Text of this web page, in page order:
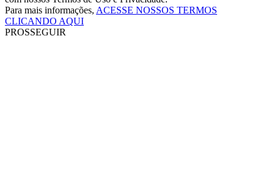
Para mais informações, ACESSE NOSSOS TERMOS
CLICANDO AQUI
PROSSEGUIR